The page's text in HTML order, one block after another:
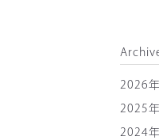
2026
2025
2024